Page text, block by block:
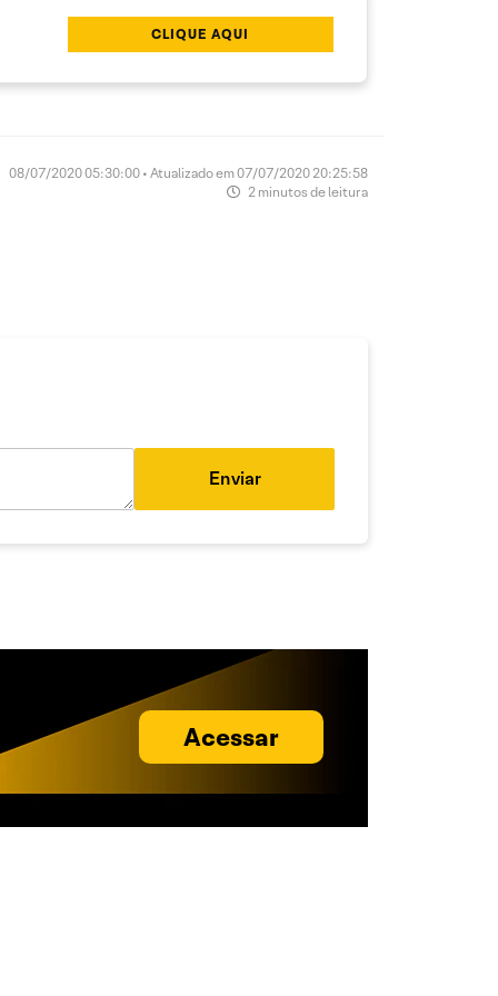
CLIQUE AQUI
08/07/2020 05:30:00 • Atualizado em 07/07/2020 20:25:58
2 minutos de leitura
Enviar
Acessar